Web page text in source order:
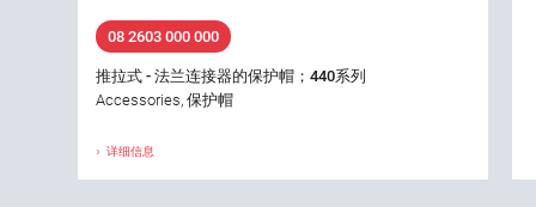
08 2603 000 000
推拉式 - 法兰连接器的保护帽；440系列
Accessories, 保护帽
详细信息